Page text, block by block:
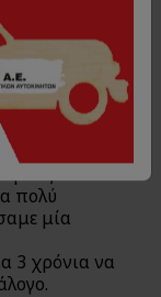
με 200 και
πολύ
μία
με 200 και
πολύ
μία
3 χρόνια να